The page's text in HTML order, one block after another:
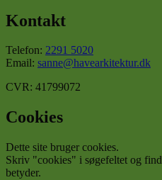
Kontakt
Telefon: 2291 5020
Email: sanne@havearkitektur.dk
CVR: 41799072
Cookies
Dette site bruger cookies.
Skriv "cookies" i søgefeltet og
betyder.